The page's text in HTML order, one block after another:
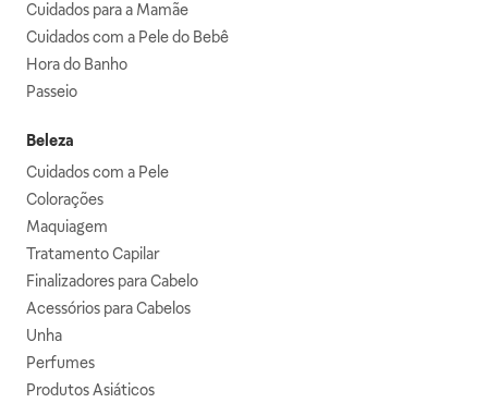
Cuidados para a Mamãe
Cuidados com a Pele do Bebê
Hora do Banho
Passeio
Beleza
Cuidados com a Pele
Colorações
Maquiagem
Tratamento Capilar
Finalizadores para Cabelo
Acessórios para Cabelos
Unha
Perfumes
Produtos Asiáticos